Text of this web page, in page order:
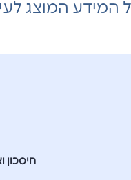
המידע המוצג
חיסכון